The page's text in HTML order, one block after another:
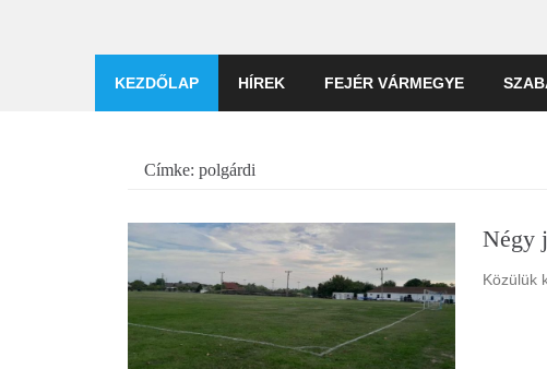
KEZDŐLAP HÍREK FEJÉR VÁRMEGYE
Címke: polgárdi
Négy
Közülük